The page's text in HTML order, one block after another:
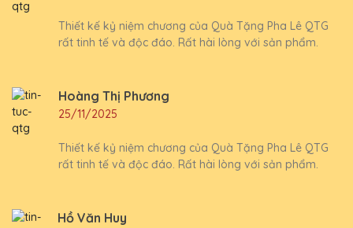
Thiết kế kỷ niệm chương của Quà Tặng Pha Lê QTG
rất tinh tế và độc đáo. Rất hài lòng với sản phẩm.
Hoàng Thị Phương
25/11/2025
Thiết kế kỷ niệm chương của Quà Tặng Pha Lê QTG
rất tinh tế và độc đáo. Rất hài lòng với sản phẩm.
Hồ Văn Huy